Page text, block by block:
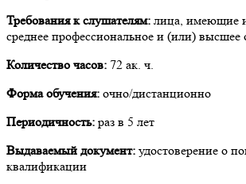
Требования к слушателям: лица, имеющие
среднее профессиональное и (или) высшее
Количество часов: 72 ак. ч.
Форма обучения: очно/дистанционно
Периодичность: раз в 5 лет
Выдаваемый документ: удостоверение о
квалификации